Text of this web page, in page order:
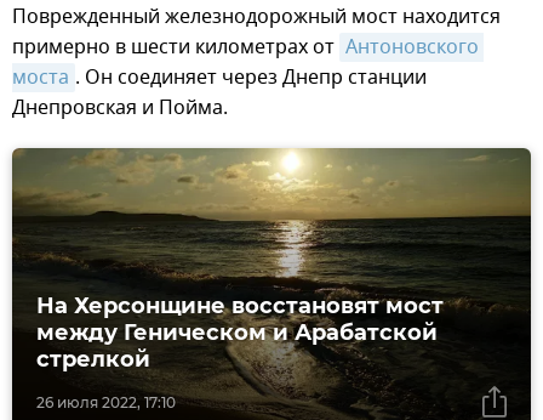
Поврежденный железнодорожный мост находится
примерно в шести километрах от Антоновского
моста . Он соединяет через Днепр станции
Днепровская и Пойма.
26 июля 2022, 17:10
На Херсонщине восстановят мост
между Геническом и Арабатской
стрелкой